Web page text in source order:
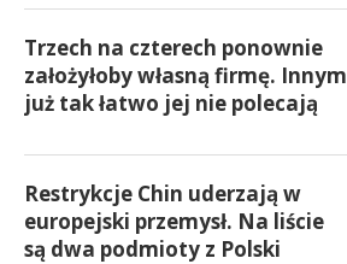
Trzech na czterech ponownie
założyłoby własną firmę. Innym
już tak łatwo jej nie polecają
Restrykcje Chin uderzają w
europejski przemysł. Na liście
są dwa podmioty z Polski